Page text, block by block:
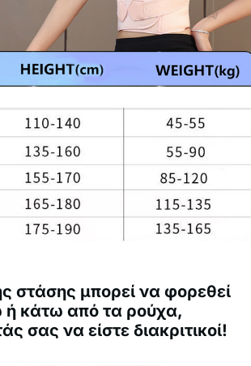
στάσης μπορεί να φορεθεί
κάτω από τα ρούχα,
σας να είστε διακριτικοί!